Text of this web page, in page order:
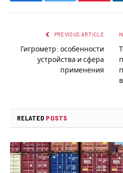
PREVIOUS ARTICLE
Гигрометр: особенности
устройства и сфера
применения
RELATED POSTS